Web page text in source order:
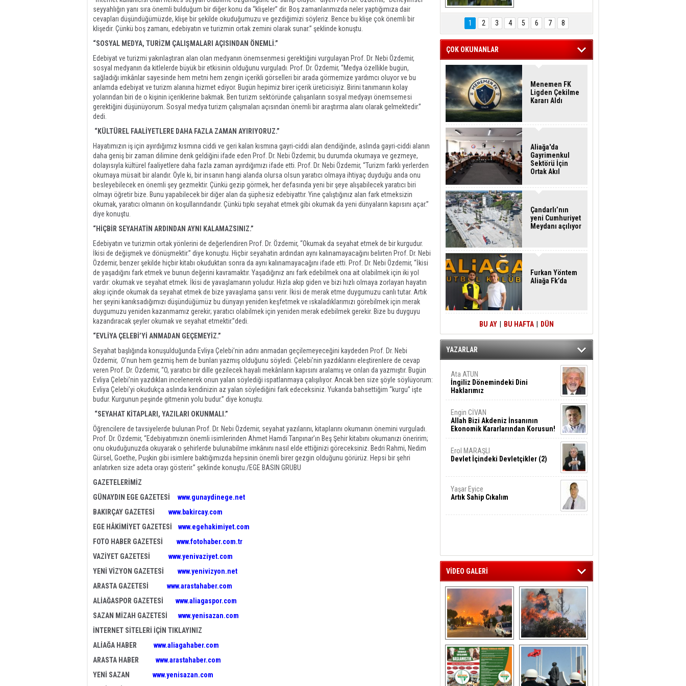
seyyahlığın yanı sıra önemli bulduğum bir diğer konu da “klişeler” dir. Boş zamanlarımızda neler yaptığımıza dair
cevapları düşündüğümüzde, klişe bir şekilde okuduğumuzu ve gezdiğimizi söyleriz. Bence bu klişe çok önemli bir
klişedir. Çünkü boş zamanı, edebiyatın ve turizmin ortak zemini olarak sunar.” şeklinde konuştu.
“SOSYAL MEDYA, TURİZM ÇALIŞMALARI AÇISINDAN ÖNEMLİ.”
Edebiyat ve turizmi yakınlaştıran alan olan medyanın önemsenmesi gerektiğini vurgulayan Prof. Dr. Nebi Özdemir,
sosyal medyanın da kitlelerde büyük bir etkisinin olduğunu vurguladı. Prof. Dr. Özdemir, “Medya özellikle bugün,
sağladığı imkânlar sayesinde hem metni hem zengin içerikli görselleri bir arada görmemize yardımcı oluyor ve bu
anlamda edebiyat ve turizm alanına hizmet ediyor. Bugün hepimiz birer içerik üreticisiyiz. Birini tanımanın kolay
yolarından biri de o kişinin içeriklerine bakmak. Ben turizm sektöründe çalışanların sosyal medyayı önemsemesi
gerektiğini düşünüyorum. Sosyal medya turizm çalışmaları açısından önemli bir araştırma alanı olarak gelmektedir.”
dedi.
“KÜLTÜREL FAALİYETLERE DAHA FAZLA ZAMAN AYIRIYORUZ.”
Hayatımızın iş için ayırdığımız kısmına ciddi ve geri kalan kısmına gayri-ciddi alan dendiğinde, aslında gayri-ciddi alanın
daha geniş bir zaman dilimine denk geldiğini ifade eden Prof. Dr. Nebi Özdemir, bu durumda okumaya ve gezmeye,
dolayısıyla kültürel faaliyetlere daha fazla zaman ayırdığımızı ifade etti. Prof. Dr. Nebi Özdemir, “Turizm farklı yerlerden
okumaya müsait bir alandır. Öyle ki, bir insanın hangi alanda olursa olsun yaratıcı olmaya ihtiyaç duyduğu anda onu
besleyebilecek en önemli şey gezmektir. Çünkü gezip görmek, her defasında yeni bir şeye alışabilecek yaratıcı biri
olmayı öğretir bize. Bunu yapabilecek bir diğer alan da şüphesiz edebiyattır. Yine çalıştığınız alan fark etmeksizin
okumak, yaratıcı olmanın ön koşullarındandır. Çünkü tıpkı seyahat etmek gibi okumak da yeni dünyaların kapısını açar.”
diye konuştu.
“HİÇBİR SEYAHATİN ARDINDAN AYNI KALAMAZSINIZ.”
Edebiyatın ve turizmin ortak yönlerini de değerlendiren Prof. Dr. Özdemir, “Okumak da seyahat etmek de bir kurgudur.
İkisi de değişmek ve dönüşmektir.” diye konuştu. Hiçbir seyahatin ardından aynı kalınamayacağını belirten Prof. Dr. Nebi
Özdemir, benzer şekilde hiçbir kitabı okuduktan sonra da aynı kalınamayacağını ifade etti. Prof. Dr. Nebi Özdemir, “İkisi
de yaşadığını fark etmek ve bunun değerini kavramaktır. Yaşadığınız anı fark edebilmek ona ait olabilmek için iki yol
vardır: okumak ve seyahat etmek. İkisi de yavaşlamanın yoludur. Hızla akıp giden ve bizi hızlı olmaya zorlayan hayatın
akışı içinde okumak da seyahat etmek de bize yavaşlama şansı verir. İkisi de merak etme duygumuzu canlı tutar. Artık
her şeyini kanıksadığımızı düşündüğümüz bu dünyayı yeniden keşfetmek ve ıskaladıklarımızı görebilmek için merak
duygumuzu yeniden kazanmamız gerekir; yaratıcı olabilmek için yeniden merak edebilmek gerekir. Bize bu duyguyu
kazandıracak şeyler okumak ve seyahat etmektir.”dedi.
“EVLİYA ÇELEBİ’Yİ ANMADAN GEÇEMEYİZ.”
Seyahat başlığında konuşulduğunda Evliya Çelebi’nin adını anmadan geçilemeyeceğini kaydeden Prof. Dr. Nebi
Özdemir, O’nun hem gezmiş hem de bunları yazmış olduğunu söyledi. Çelebi’nin yazdıklarını eleştirenlere de cevap
veren Prof. Dr. Özdemir, “O, yaratıcı bir dille gezilecek hayali mekânların kapısını aralamış ve onları da yazmıştır. Bugün
Evliya Çelebi’nin yazdıkları incelenerek onun yalan söylediği ispatlanmaya çalışılıyor. Ancak ben size şöyle söylüyorum:
Evliya Çelebi’yi okudukça aslında kendinizin az yalan söylediğini fark edeceksiniz. Yukarıda bahsettiğim “kurgu” işte
budur. Kurgunun peşinde gitmenin yolu budur.” diye konuştu.
“SEYAHAT KİTAPLARI, YAZILARI OKUNMALI.”
Öğrencilere de tavsiyelerde bulunan Prof. Dr. Nebi Özdemir, seyahat yazılarını, kitaplarını okumanın önemini vurguladı.
Prof. Dr. Özdemir, “Edebiyatımızın önemli isimlerinden Ahmet Hamdi Tanpınar’ın Beş Şehir kitabını okumanızı öneririm;
onu okuduğunuzda okuyarak o şehirlerde bulunabilme imkânını nasıl elde ettiğinizi göreceksiniz. Bedri Rahmi, Nedim
Gürsel, Goethe, Puşkin gibi isimlere baktığımızda hepsinin önemli birer gezgin olduğunu görürüz. Hepsi bir şehri
anlatırken size adeta orayı gösterir.” şeklinde konuştu./EGE BASIN GRUBU
GAZETELERİMİZ
GÜNAYDIN EGE GAZETESİ
www.gunaydinege.net
BAKIRÇAY GAZETESİ www.bakircay.com
EGE HÂKİMİYET GAZETESİ
www.egehakimiyet.com
FOTO HABER GAZETESİ
www.fotohaber.com.tr
VAZİYET GAZETESİ www.yenivaziyet.com
YENİ VİZYON GAZETESİ
www.yenivizyon.net
ARASTA GAZETESİ www.arastahaber.com
ALİAĞASPOR GAZETESİ
www.aliagaspor.com
SAZAN MİZAH GAZETESİ
www.yenisazan.com
İNTERNET SİTELERİ İÇİN TIKLAYINIZ
ALİAĞA HABER www.aliagahaber.com
ARASTA HABER www.arastahaber.com
YENİ SAZAN www.yenisazan.com
Hasan Eser'in
Objektifinden
1 2 3 4 5 6 7 8
ÇOK OKUNANLAR
Menemen FK
Ligden Çekilme
Kararı Aldı
Aliağa'da
Gayrimenkul
Sektörü İçin
Ortak Akıl
Çandarlı’nın
yeni Cumhuriyet
Meydanı açılıyor
Furkan Yöntem
Aliağa Fk’da
BU AY BU HAFTA DÜN
YAZARLAR
Ata ATUN
İngiliz Dönemindeki Dini
Haklarımız
Engin CİVAN
Allah Bizi Akdeniz İnsanının
Ekonomik Kararlarından Korusun!
Erol MARAŞLI
Devlet İçindeki Devletçikler (2)
Yaşar Eyice
Artık Sahip Cıkalım
VİDEO GALERİ
Aliağa ‘da  otluk
alanda çıkan
yangın evlere
sıçramadan
söndürüldü
Aliağa'nın Ciğerleri